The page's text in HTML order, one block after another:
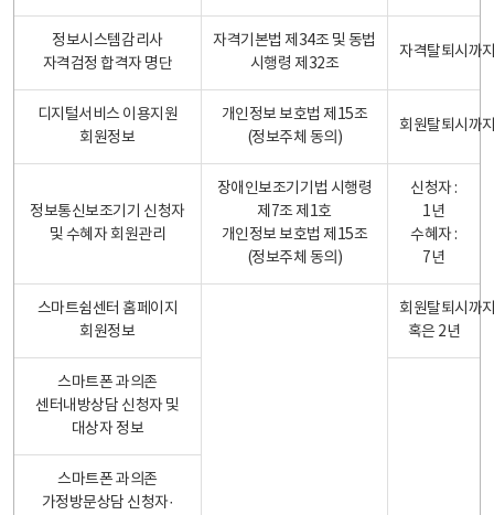
정보시스템감리사
자격검정 합격자 명단
자격기본법 제34조 및 동법
시행령 제32조
자격탈퇴시까
디지털서비스 이용지원
회원정보
개인정보 보호법 제15조
(정보주체 동의)
회원탈퇴시까
정보통신보조기기 신청자
및 수혜자 회원관리
장애인보조기기법 시행령
제7조 제1호
개인정보 보호법 제15조
(정보주체 동의)
신청자 :
1년
수혜자 :
7년
스마트쉼센터 홈페이지
회원정보
회원탈퇴시까
혹은 2년
스마트폰 과의존
센터내방상담 신청자 및
대상자 정보
스마트폰 과의존
가정방문상담 신청자·